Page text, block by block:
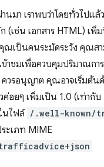
นมา เราพบว่าโดยทั่วไปแ
(เช่น เอกสาร HTML) เพิ่
ณเป็นคนระมัดระวัง คุณส
ข้าชมเพื่อควบคุมปริมาณกา
วรอนุญาต คุณอาจเริ่มต้น
อยๆ เพิ่มเป็น 1.0 (เท่ากั
นไฟล์ /.well-known/
ะเภท MIME